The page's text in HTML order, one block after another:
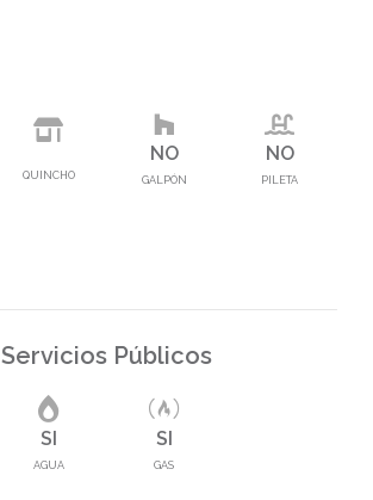
QUINCHO
NO
GALPÓN
NO
PILETA
Servicios Públicos
SI
AGUA
SI
GAS